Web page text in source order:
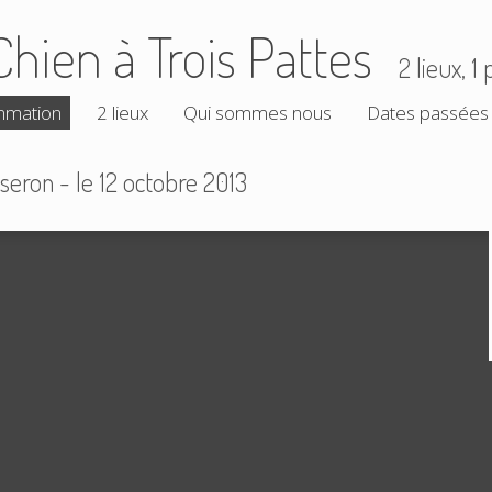
à Trois Pattes 2 lieux, 1
2 lieux Qui sommes nous Dates passées
- le 12 octobre 2013